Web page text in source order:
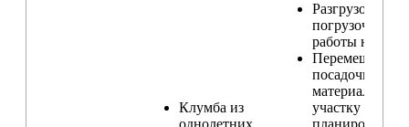
Клумба из
Разгрузо-
погрузочные
работы на
Перемещение
посадочного
материала по
участку и